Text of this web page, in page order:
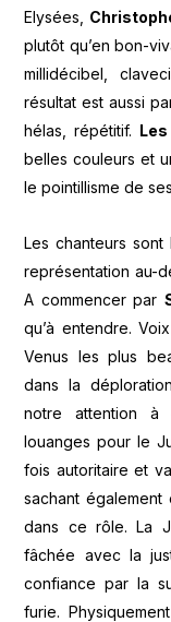
Elysées,
plutôt qu’en bon-
millidécibel,
résultat est aussi
hélas, répétitif.
belles couleurs et
le pointillisme de
Les chanteurs
représentation au-
A commencer par
qu’à entendre.
Venus les plus
dans la
notre attention à
louanges pour le
fois autoritaire et
sachant
dans ce rôle. La
fâchée avec la
confiance par la
furie.